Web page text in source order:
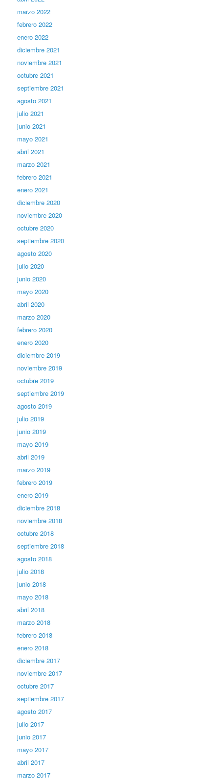
marzo 2022
febrero 2022
enero 2022
diciembre 2021
noviembre 2021
octubre 2021
septiembre 2021
agosto 2021
julio 2021
junio 2021
mayo 2021
abril 2021
marzo 2021
febrero 2021
enero 2021
diciembre 2020
noviembre 2020
octubre 2020
septiembre 2020
agosto 2020
julio 2020
junio 2020
mayo 2020
abril 2020
marzo 2020
febrero 2020
enero 2020
diciembre 2019
noviembre 2019
octubre 2019
septiembre 2019
agosto 2019
julio 2019
junio 2019
mayo 2019
abril 2019
marzo 2019
febrero 2019
enero 2019
diciembre 2018
noviembre 2018
octubre 2018
septiembre 2018
agosto 2018
julio 2018
junio 2018
mayo 2018
abril 2018
marzo 2018
febrero 2018
enero 2018
diciembre 2017
noviembre 2017
octubre 2017
septiembre 2017
agosto 2017
julio 2017
junio 2017
mayo 2017
abril 2017
marzo 2017